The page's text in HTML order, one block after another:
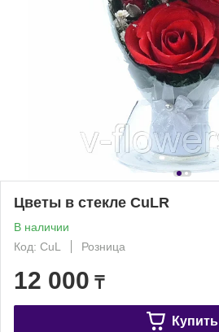
Цветы в стекле CuLR
В наличии
Код: CuL
Розница
12 000 ₸
Купить